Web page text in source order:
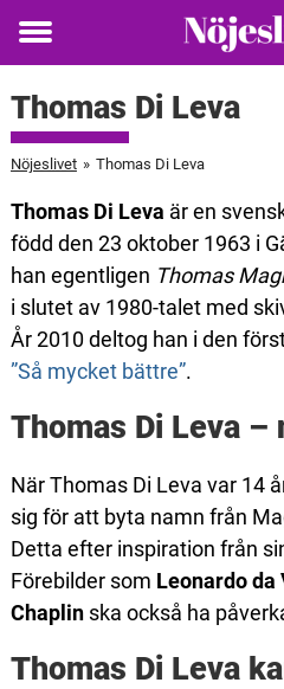
Toggle
Thomas Di Leva
Nöjeslivet » Thomas Di Leva
Thomas Di Leva är en
född den 23 oktober 1963 i
han egentligen Thomas
i slutet av 1980-talet med
År 2010 deltog han i den
”Så mycket bättre”.
Thomas Di Leva –
När Thomas Di Leva var 14
sig för att byta namn från
Detta efter inspiration från
Förebilder som Leonardo da
Chaplinska också ha
Thomas Di Leva